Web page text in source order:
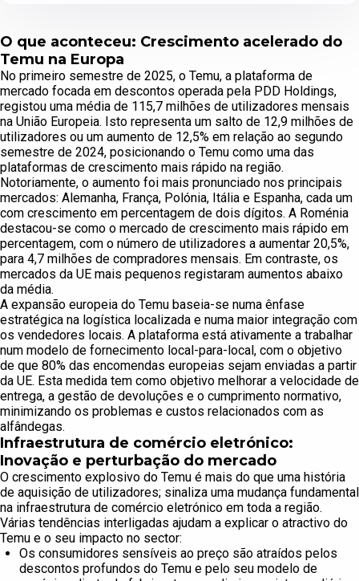
O que aconteceu: Crescimento acelerado do
Temu na Europa
No primeiro semestre de 2025, o Temu, a plataforma de
mercado focada em descontos operada pela PDD Holdings,
registou uma média de 115,7 milhões de utilizadores mensais
na União Europeia. Isto representa um salto de 12,9 milhões de
utilizadores ou um aumento de 12,5% em relação ao segundo
semestre de 2024, posicionando o Temu como uma das
plataformas de crescimento mais rápido na região.
Notoriamente, o aumento foi mais pronunciado nos principais
mercados: Alemanha, França, Polónia, Itália e Espanha, cada um
com crescimento em percentagem de dois dígitos. A Roménia
destacou-se como o mercado de crescimento mais rápido em
percentagem, com o número de utilizadores a aumentar 20,5%,
para 4,7 milhões de compradores mensais. Em contraste, os
mercados da UE mais pequenos registaram aumentos abaixo
da média.
A expansão europeia do Temu baseia-se numa ênfase
estratégica na logística localizada e numa maior integração com
os vendedores locais. A plataforma está ativamente a trabalhar
num modelo de fornecimento local-para-local, com o objetivo
de que 80% das encomendas europeias sejam enviadas a partir
da UE. Esta medida tem como objetivo melhorar a velocidade de
entrega, a gestão de devoluções e o cumprimento normativo,
minimizando os problemas e custos relacionados com as
alfândegas.
Infraestrutura de comércio eletrónico:
Inovação e perturbação do mercado
O crescimento explosivo do Temu é mais do que uma história
de aquisição de utilizadores; sinaliza uma mudança fundamental
na infraestrutura de comércio eletrónico em toda a região.
Várias tendências interligadas ajudam a explicar o atractivo do
Temu e o seu impacto no sector:
Os consumidores sensíveis ao preço são atraídos pelos
descontos profundos do Temu e pelo seu modelo de